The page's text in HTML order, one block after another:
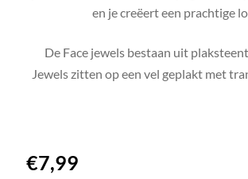
en je creëert een prachtige
De Face jewels bestaan uit
Jewels zitten op een vel geplakt met
€7,99